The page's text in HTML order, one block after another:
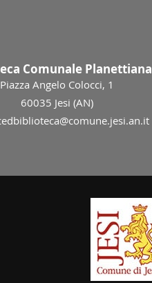
Comunale Planettiana
Piazza Angelo Colocci, 1
60035 Jesi (AN)